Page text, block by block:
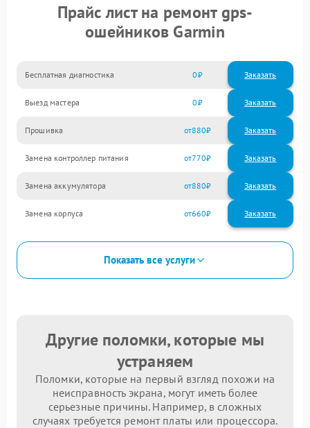
Прайс лист на ремонт gps-
ошейников Garmin
Бесплатная диагностика 0 Заказать
Выезд мастера 0 Заказать
Прошивка 880
Замена контроллер питания 770
Замена аккумулятора 880
Замена корпуса 660
Показать все услуги
Другие поломки, которые мы
устраняем
Поломки, которые на первый взгляд похожи на
неисправность экрана, могут иметь более
серьезные причины. Например, в сложных
случаях требуется ремонт платы или процессора.